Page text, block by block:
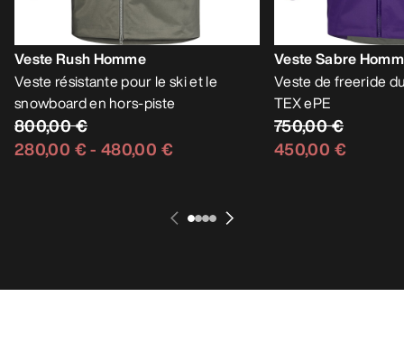
Veste Rush Homme
Veste résistante pour le ski et le
snowboard en hors-piste
800,00 €
280,00 €- 480,00 €
Veste Sabre
Veste de freeride
TEX ePE
750,00 €
450,00 €